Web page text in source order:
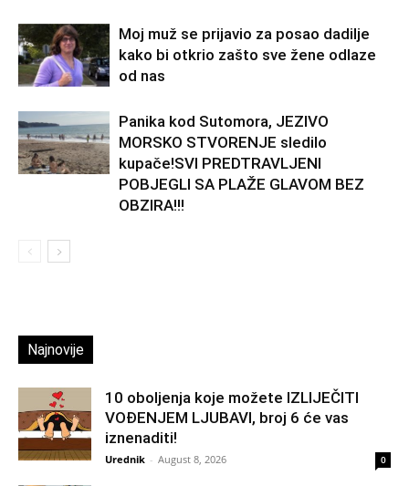
Moj muž se prijavio za posao dadilje
kako bi otkrio zašto sve žene odlaze
od nas
Panika kod Sutomora, JEZIVO
MORSKO STVORENJE sledilo
kupače!SVI PREDTRAVLJENI
POBJEGLI SA PLAŽE GLAVOM BEZ
OBZIRA!!!
Najnovije
10 oboljenja koje možete IZLIJEČITI
VOĐENJEM LJUBAVI, broj 6 će vas
iznenaditi!
Urednik - August 8, 2026 0